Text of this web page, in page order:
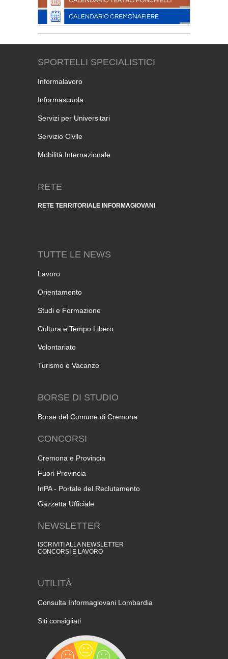
SPORTELLI SPECIALISTICI
Informalavoro
Informascuola
Servizi per Universitari
Servizio Civile
Mobilità Internazionale
RETE
RETE TERRITORIALE INFORMAGIOVANI
TUTTE LE NEWS
Lavoro
Orientamento
Studi e Formazione
Cultura e Tempo Libero
Volontariato
Turismo e Vacanze
BORSE DI STUDIO
Borse del Comune di Cremona
CONCORSI
Cremona e Provincia
Fuori Provincia
InPA - Portale del Reclutamento
Gazzetta Ufficiale
NEWSLETTER
ISCRIVITI ALLA NEWSLETTER
CONCORSI E LAVORO
UTILITÀ
Consulta Informagiovani Lombardia
Siti consigliati